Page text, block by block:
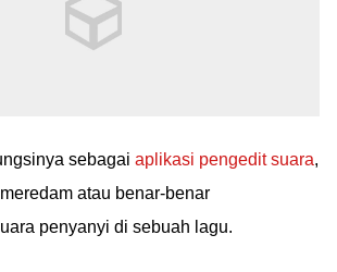
sebagai aplikasi pengedit suara,
atau benar-benar
penyanyi di sebuah lagu.